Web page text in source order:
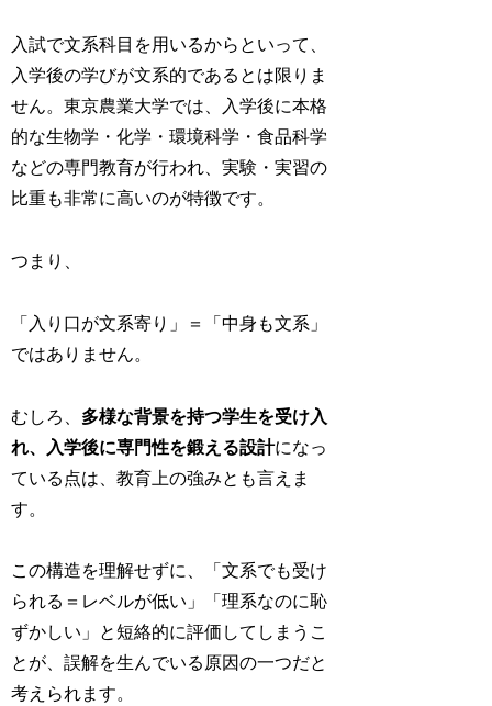
入試で文系科目を用いるからといって、
入学後の学びが文系的であるとは限りま
せん。東京農業大学では、入学後に本格
的な生物学・化学・環境科学・食品科学
などの専門教育が行われ、実験・実習の
比重も非常に高いのが特徴です。
つまり、
「入り口が文系寄り」＝「中身も文系」
ではありません。
むしろ、 多様な背景を持つ学生を受け入
れ、入学後に専門性を鍛える設計になっ
ている点は、教育上の強みとも言えま
す。
この構造を理解せずに、「文系でも受け
られる＝レベルが低い」「理系なのに恥
ずかしい」と短絡的に評価してしまうこ
とが、誤解を生んでいる原因の一つだと
考えられます。